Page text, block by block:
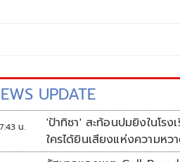
UPDATE
น.
'ป้าทิชา' สะท้อนปมยิงในโรง
ใครได้ยินเสียงแห่งความหว
เขา'